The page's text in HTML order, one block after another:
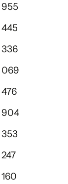
955
445
336
069
476
904
353
247
160